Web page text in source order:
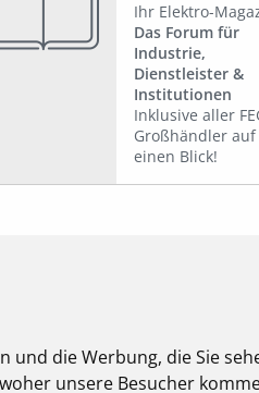
die Werbung, die Sie
unsere Besucher
Ihr Elektro-
Das Forum für
Industrie,
Dienstleister &
Institutionen
Inklusive aller
Großhändler auf
einen Blick!